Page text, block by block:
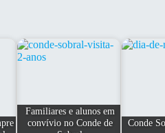
Familiares e alunos em
convívio no Conde de
Conde